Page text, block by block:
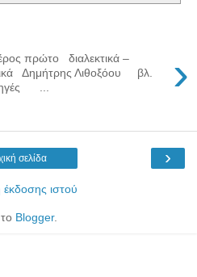
›
πρώτο διαλεκτικά –
Δημήτρης Λιθοξόου βλ.
...
›
σελίδα
ιστού
Blogger.